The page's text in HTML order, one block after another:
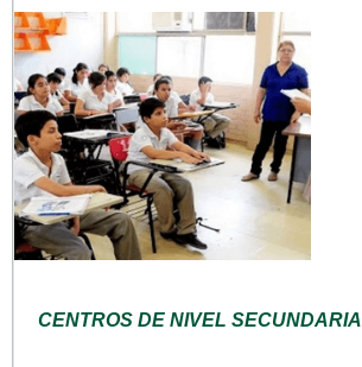
CENTROS DE NIVEL SECUNDARIA